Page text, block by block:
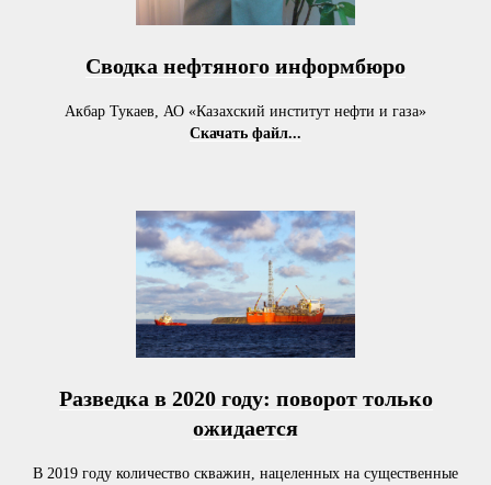
Сводка нефтяного информбюро
Акбар Тукаев, АО «Казахский институт нефти и газа»
Скачать файл...
Разведка в 2020 году: поворот только
ожидается
В 2019 году количество скважин, нацеленных на существенные